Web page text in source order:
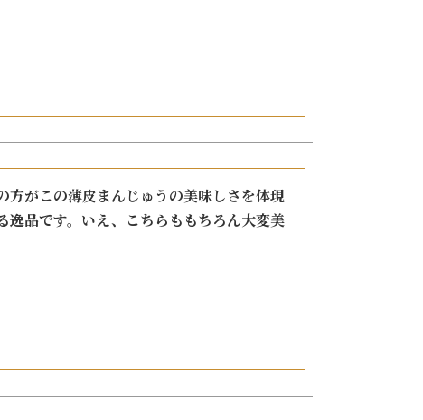
方がこの薄皮まんじゅうの美味しさを体現
逸品です。いえ、こちらももちろん大変美